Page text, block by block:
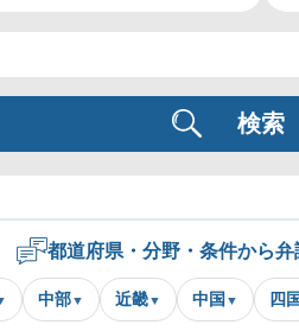
検索
都道府県・分野・条件から
中部 近畿 中国 四